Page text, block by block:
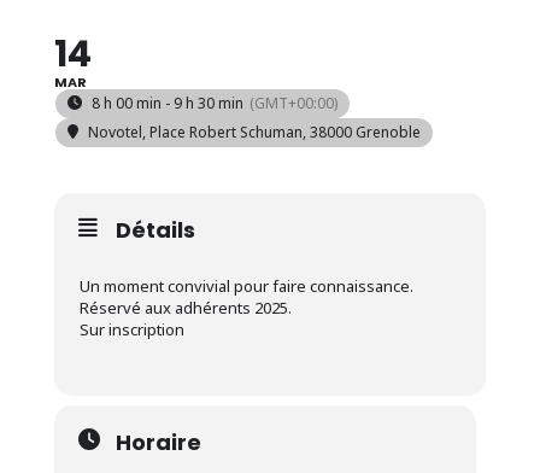
14
MAR
8 h 00 min - 9 h 30 min (GMT+00:00)
Novotel, Place Robert Schuman, 38000 Grenoble
Détails
Un moment convivial pour faire connaissance.
Réservé aux adhérents 2025.
Sur inscription
Horaire